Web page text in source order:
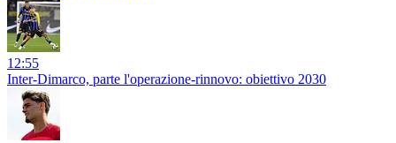
12:55
Inter-Dimarco, parte l'operazione-rinnovo: obiettivo 2030